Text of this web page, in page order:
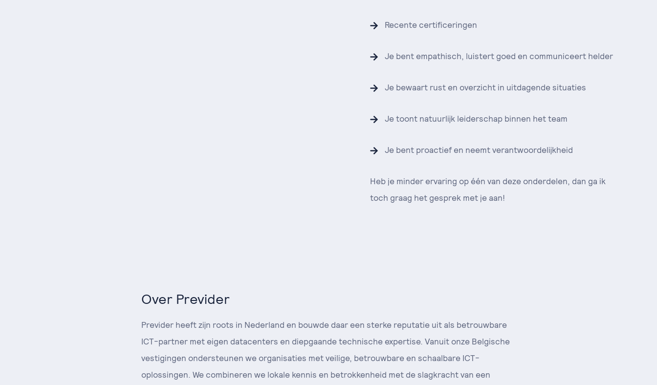
Recente certificeringen
Je bent empathisch, luistert goed en communiceert helder
Je bewaart rust en overzicht in uitdagende situaties
Je toont natuurlijk leiderschap binnen het team
Je bent proactief en neemt verantwoordelijkheid
Heb je minder ervaring op één van deze onderdelen, dan ga ik
toch graag het gesprek met je aan!
Over Previder
Previder heeft zijn roots in Nederland en bouwde daar een sterke reputatie uit als betrouwbare
ICT-partner met eigen datacenters en diepgaande technische expertise. Vanuit onze Belgische
vestigingen ondersteunen we organisaties met veilige, betrouwbare en schaalbare ICT-
oplossingen. We combineren we lokale kennis en betrokkenheid met de slagkracht van een